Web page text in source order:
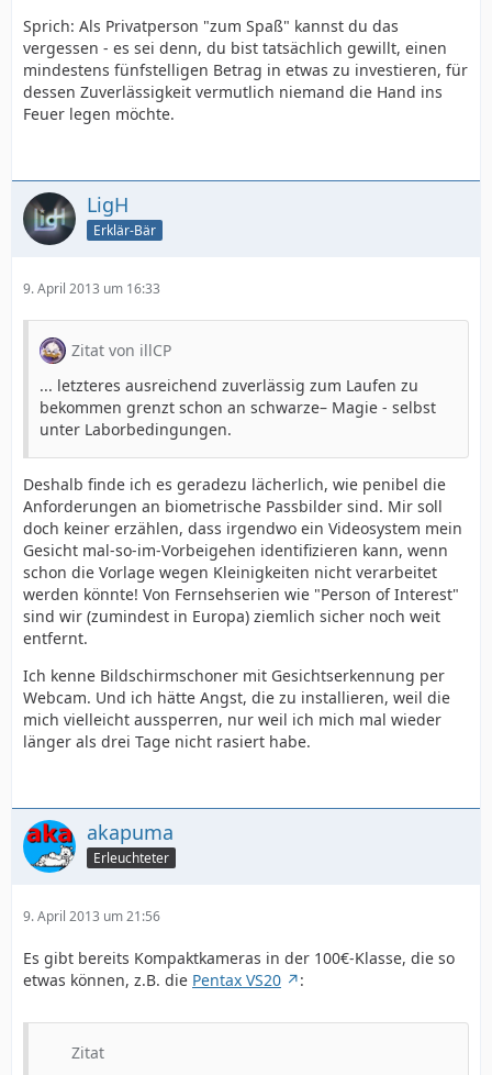
Sprich: Als Privatperson "zum Spaß" kannst du das
vergessen - es sei denn, du bist tatsächlich gewillt, einen
mindestens fünfstelligen Betrag in etwas zu investieren, für
dessen Zuverlässigkeit vermutlich niemand die Hand ins
Feuer legen möchte.
LigH
Erklär-Bär
9. April 2013 um 16:33
Zitat von illCP
... letzteres ausreichend zuverlässig zum Laufen zu
bekommen grenzt schon an schwarze– Magie - selbst
unter Laborbedingungen.
Deshalb finde ich es geradezu lächerlich, wie penibel die
Anforderungen an biometrische Passbilder sind. Mir soll
doch keiner erzählen, dass irgendwo ein Videosystem mein
Gesicht mal-so-im-Vorbeigehen identifizieren kann, wenn
schon die Vorlage wegen Kleinigkeiten nicht verarbeitet
werden könnte! Von Fernsehserien wie "Person of Interest"
sind wir (zumindest in Europa) ziemlich sicher noch weit
entfernt.
Ich kenne Bildschirmschoner mit Gesichtserkennung per
Webcam. Und ich hätte Angst, die zu installieren, weil die
mich vielleicht aussperren, nur weil ich mich mal wieder
länger als drei Tage nicht rasiert habe.
akapuma
Erleuchteter
9. April 2013 um 21:56
Es gibt bereits Kompaktkameras in der 100€-Klasse, die so
etwas können, z.B. die Pentax VS20 :
Zitat